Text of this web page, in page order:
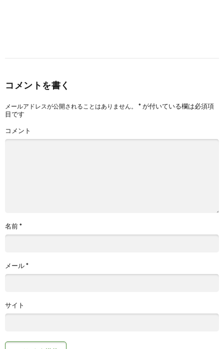
コメントを書く
メールアドレスが公開されることはありません。 *が付いている欄は必須項
目です
コメント
名前*
メール*
サイト